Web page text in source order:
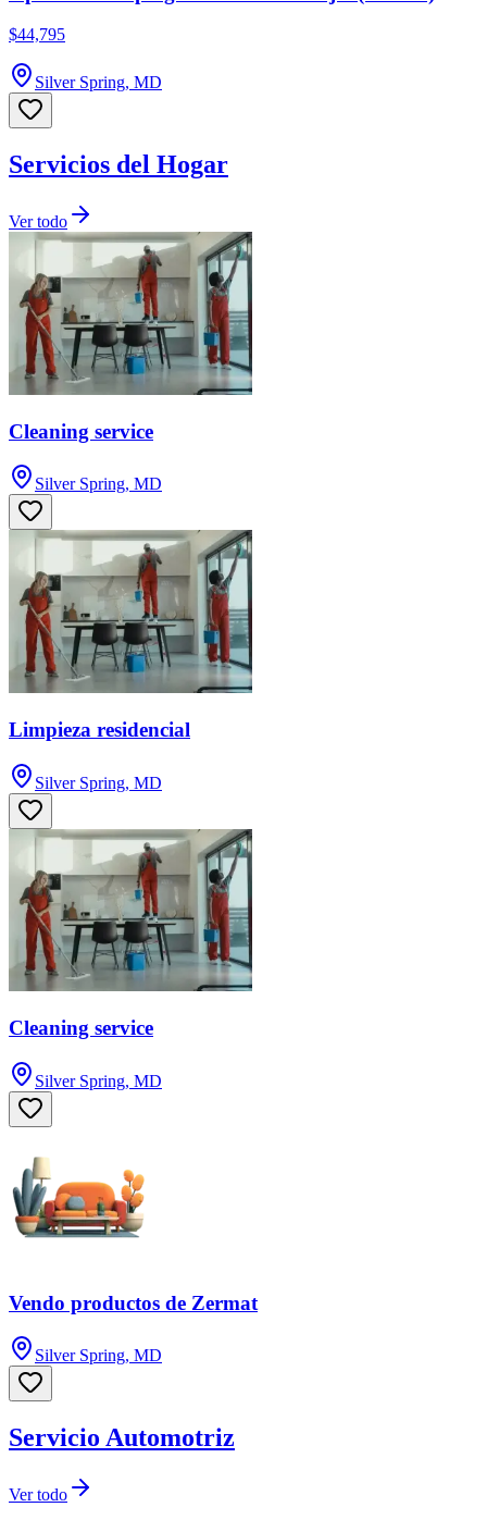
$44,795
Silver Spring, MD
Servicios del Hogar
Ver todo
Cleaning service
Silver Spring, MD
Limpieza residencial
Silver Spring, MD
Cleaning service
Silver Spring, MD
Vendo productos de Zermat
Silver Spring, MD
Servicio Automotriz
Ver todo